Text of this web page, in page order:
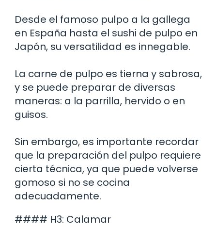
Desde el famoso pulpo a la gallega
en España hasta el sushi de pulpo en
Japón, su versatilidad es innegable.
La carne de pulpo es tierna y sabrosa,
y se puede preparar de diversas
maneras: a la parrilla, hervido o en
guisos.
Sin embargo, es importante recordar
que la preparación del pulpo requiere
cierta técnica, ya que puede volverse
gomoso si no se cocina
adecuadamente.
#### H3: Calamar